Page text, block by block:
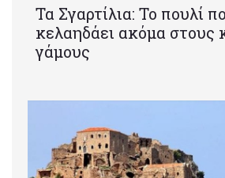
Τα Σγαρτίλια: Το πουλί
κελαηδάει ακόμα στους
γάμους